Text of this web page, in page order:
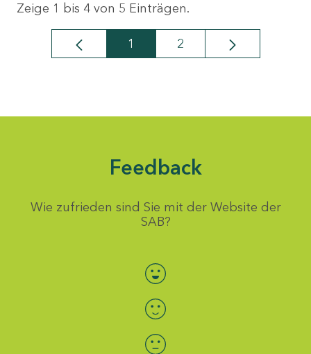
Zeige 1 bis 4 von 5 Einträgen.
Seite
1 Seite
2
Feedback
Wie zufrieden sind Sie mit der Website der
SAB?
Bewertung auswählen